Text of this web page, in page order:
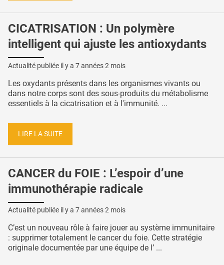
CICATRISATION : Un polymère
intelligent qui ajuste les antioxydants
Actualité publiée il y a 7 années 2 mois
Les oxydants présents dans les organismes vivants ou
dans notre corps sont des sous-produits du métabolisme
essentiels à la cicatrisation et à l'immunité. ...
LIRE LA SUITE
CANCER du FOIE : L’espoir d’une
immunothérapie radicale
Actualité publiée il y a 7 années 2 mois
C’est un nouveau rôle à faire jouer au système immunitaire
: supprimer totalement le cancer du foie. Cette stratégie
originale documentée par une équipe de l’ ...